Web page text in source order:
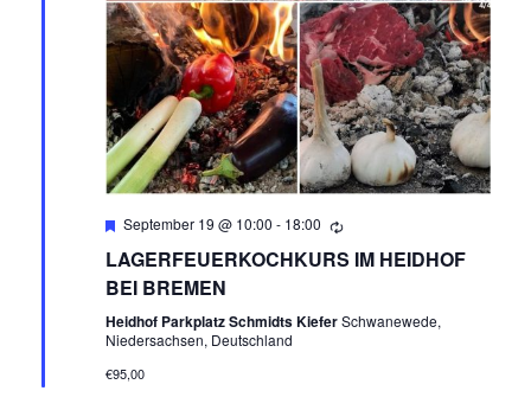
E
N
,
N
A
Empfohlen
September 19 @ 10:00 - 18:00
LAGERFEUERKOCHKURS IM HEIDHOF
BEI BREMEN
Heidhof Parkplatz Schmidts KieferSchwanewede,
Niedersachsen, Deutschland
€95,00